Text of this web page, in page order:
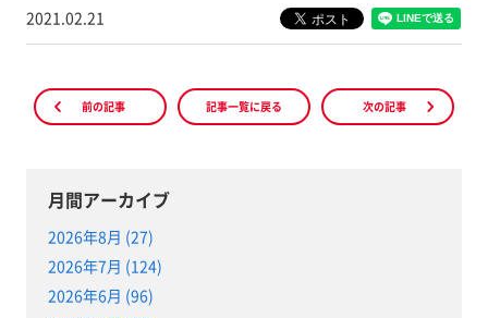
2021.02.21
前の記事 記事一覧に戻る 次の記事
月間アーカイブ
2026年8月 (27)
2026年7月 (124)
2026年6月 (96)